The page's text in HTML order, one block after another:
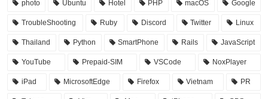
photo Ubuntu Hotel PHP macOS Google
TroubleShooting Ruby Discord Twitter Linux
Thailand Python SmartPhone Rails JavaScript
YouTube Prepaid-SIM VSCode NoxPlayer
iPad MicrosoftEdge Firefox Vietnam PR